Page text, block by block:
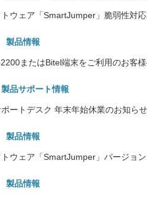
ウェア「SmartJumper」脆弱性対
製品情報
またはBitel端末をご利用のお客
製品サポート情報
ートデスク 年末年始休業のお知らせ
製品情報
ウェア「SmartJumper」バージョ
製品情報